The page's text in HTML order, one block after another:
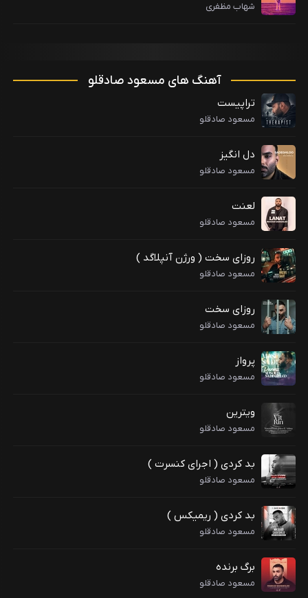
شهاب مظفری
آهنگ های مسعود صادقلو
تراپیست
مسعود صادقلو
دل انگیز
مسعود صادقلو
لعنت
مسعود صادقلو
روزای سخت ( ورژن آنپلاگد )
مسعود صادقلو
روزای سخت
مسعود صادقلو
پرواز
مسعود صادقلو
ویترین
مسعود صادقلو
بد کردی ( اجرای کنسرت )
مسعود صادقلو
بد کردی ( ریمیکس )
مسعود صادقلو
برگ برنده
مسعود صادقلو